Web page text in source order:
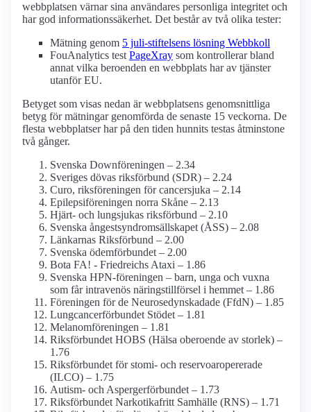
webbplatsen värnar sina användares personliga integritet och
har god informationssäkerhet. Det består av två olika tester:
Mätning genom 5 juli-stiftelsens lösning Webbkoll
FouAnalytics test PageXray som kontrollerar bland
annat vilka beroenden en webbplats har av tjänster
utanför EU.
Betyget som visas nedan är webbplatsens genomsnittliga
betyg för mätningar genomförda de senaste 15 veckorna. De
flesta webbplatser har på den tiden hunnits testas åtminstone
två gånger.
Svenska Down­föreningen – 2.34
Sveriges dövas riksförbund (SDR) – 2.24
Curo, riks­föreningen för cancer­sjuka – 2.14
Epilepsi­föreningen norra Skåne – 2.13
Hjärt- och lungsjukas riksförbund – 2.10
Svenska ångestsyndrom­sällskapet (ÅSS) – 2.08
Länkarnas Riksförbund – 2.00
Svenska ödemförbundet – 2.00
Bota FA! - Friedreichs Ataxi – 1.86
Svenska HPN-föreningen – barn, unga och vuxna
som får intravenös närings­tillförsel i hemmet – 1.86
Föreningen för de Neurosedyn­skadade (FfdN) – 1.85
Lungcancer­förbundet Stödet – 1.81
Melanom­föreningen – 1.81
Riksförbundet HOBS (Hälsa oberoende av storlek) –
1.76
Riksförbundet för stomi- och reservoar­opererade
(ILCO) – 1.75
Autism- och Asperger­förbundet – 1.73
Riksförbundet Narkotikafritt Samhälle (RNS) – 1.71